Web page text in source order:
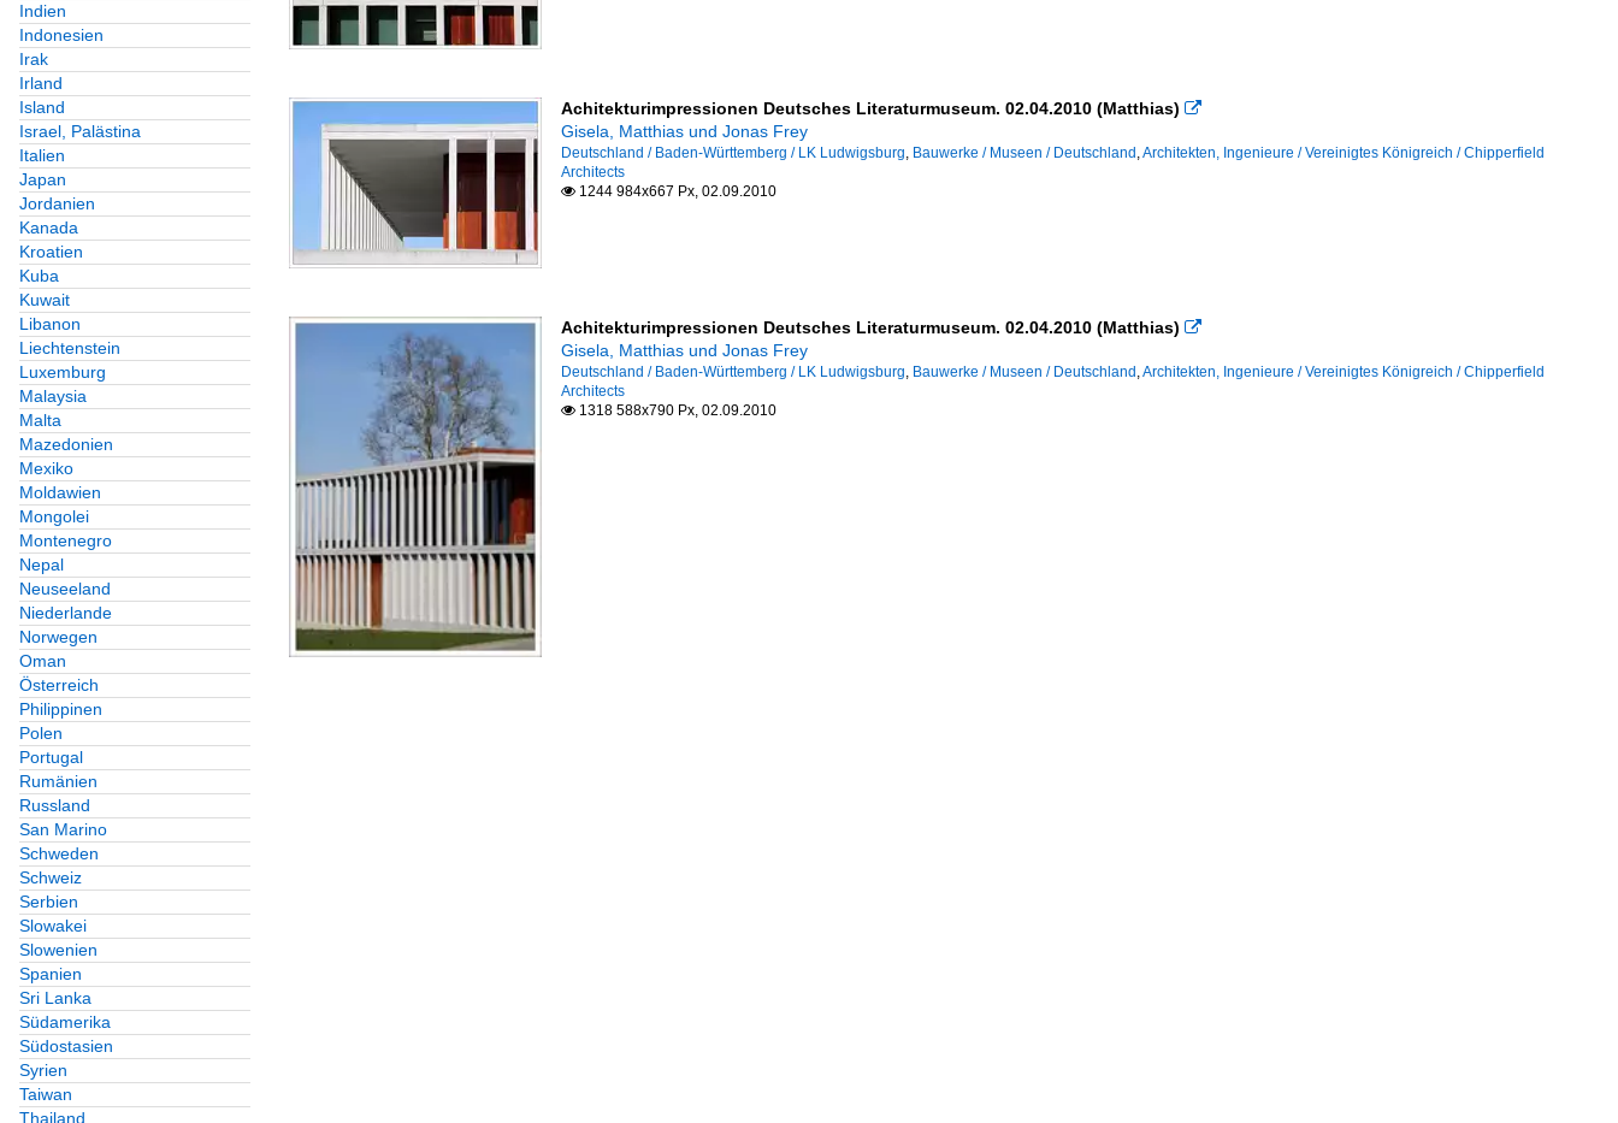
Indien
Indonesien
Irak
Irland
Island
Israel, Palästina
Italien
Japan
Jordanien
Kanada
Kroatien
Kuba
Kuwait
Libanon
Liechtenstein
Luxemburg
Malaysia
Malta
Mazedonien
Mexiko
Moldawien
Mongolei
Montenegro
Nepal
Neuseeland
Niederlande
Norwegen
Oman
Österreich
Philippinen
Polen
Portugal
Rumänien
Russland
San Marino
Schweden
Schweiz
Serbien
Slowakei
Slowenien
Spanien
Sri Lanka
Südamerika
Südostasien
Syrien
Taiwan
Thailand
Achitekturimpressionen Deutsches Literaturmuseum. 02.04.2010 (Matthias) 
Gisela, Matthias und Jonas Frey
Deutschland / Baden-Württemberg / LK Ludwigsburg, Bauwerke / Museen / Deutschland ,Architekten, Ingenieure / Vereinigtes Königreich / Chipperfield
Architects
1244 984x667 Px, 02.09.2010
Achitekturimpressionen Deutsches Literaturmuseum. 02.04.2010 (Matthias) 
Gisela, Matthias und Jonas Frey
Deutschland / Baden-Württemberg / LK Ludwigsburg, Bauwerke / Museen / Deutschland ,Architekten, Ingenieure / Vereinigtes Königreich / Chipperfield
Architects
1318 588x790 Px, 02.09.2010